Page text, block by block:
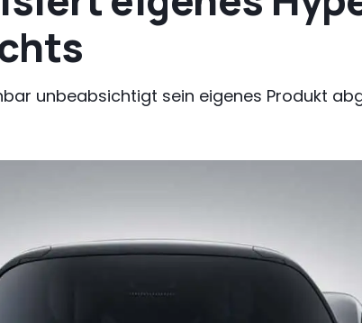
unbeabsichtigt sein eigenes Produkt